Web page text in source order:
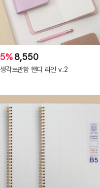
5%8,550
생각보관함 핸디 라인 v.2